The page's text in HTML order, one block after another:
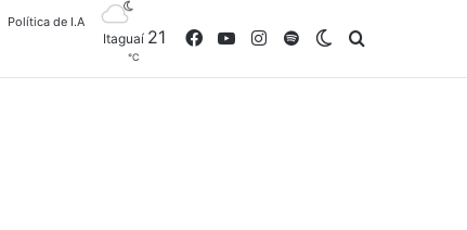
Política de I.A
Itaguaí 21
℃
FacebookYouTubeInstagram
SpotifySwitch skin